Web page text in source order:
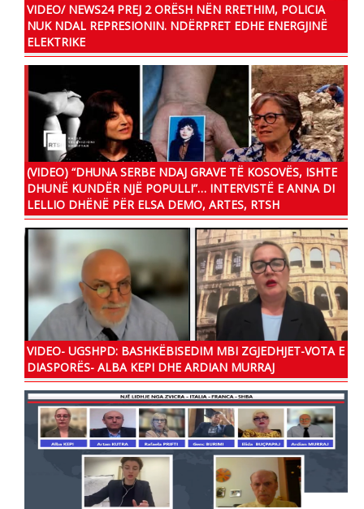
VIDEO/ NEWS24 PREJ 2 ORËSH NËN RRETHIM, POLICIA
NUK NDAL REPRESIONIN. NDËRPRET EDHE ENERGJINË
ELEKTRIKE
(VIDEO) “DHUNA SERBE NDAJ GRAVE TË KOSOVËS, ISHTE
DHUNË KUNDËR NJË POPULLI”… INTERVISTË E ANNA DI
LELLIO DHËNË PËR ELSA DEMO, ARTES, RTSH
VIDEO- UGSHPD: BASHKËBISEDIM MBI ZGJEDHJET-VOTA E
DIASPORËS- ALBA KEPI DHE ARDIAN MURRAJ